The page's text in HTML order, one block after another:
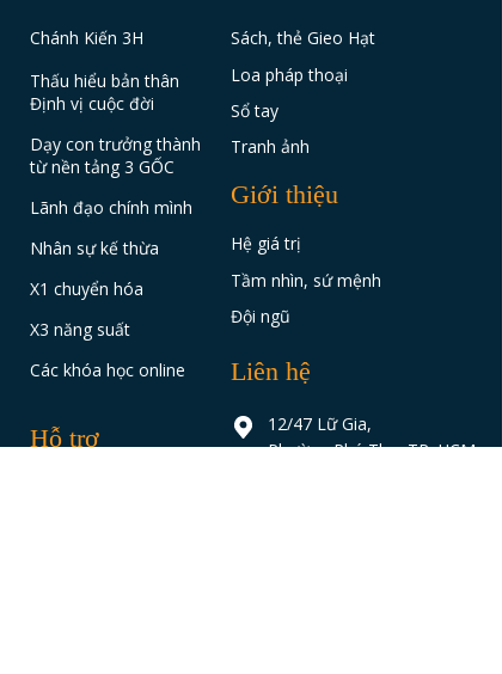
Giới thiệu
Hệ giá trị
Tầm nhìn, sứ mệnh
Đội ngũ
Tranh ảnh
Sách, thẻ Gieo Hạt
Loa pháp thoại
Sổ tay
Liên hệ
12/47 Lữ Gia,
Phường Phú Thọ, TP. HCM
Lãnh đạo chính mình
Chánh Kiến 3H
Thấu hiểu bản thân
Định vị cuộc đời
Dạy con trưởng thành
từ nền tảng 3 GỐC
Nhân sự kế thừa
X3 năng suất
Các khóa học online
X1 chuyển hóa
Hỗ trợ